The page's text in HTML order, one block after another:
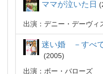
ママが泣いた日
出演：デニー・デーヴィ
迷い婚 －すべ
2005
出演：ボー・バローズ